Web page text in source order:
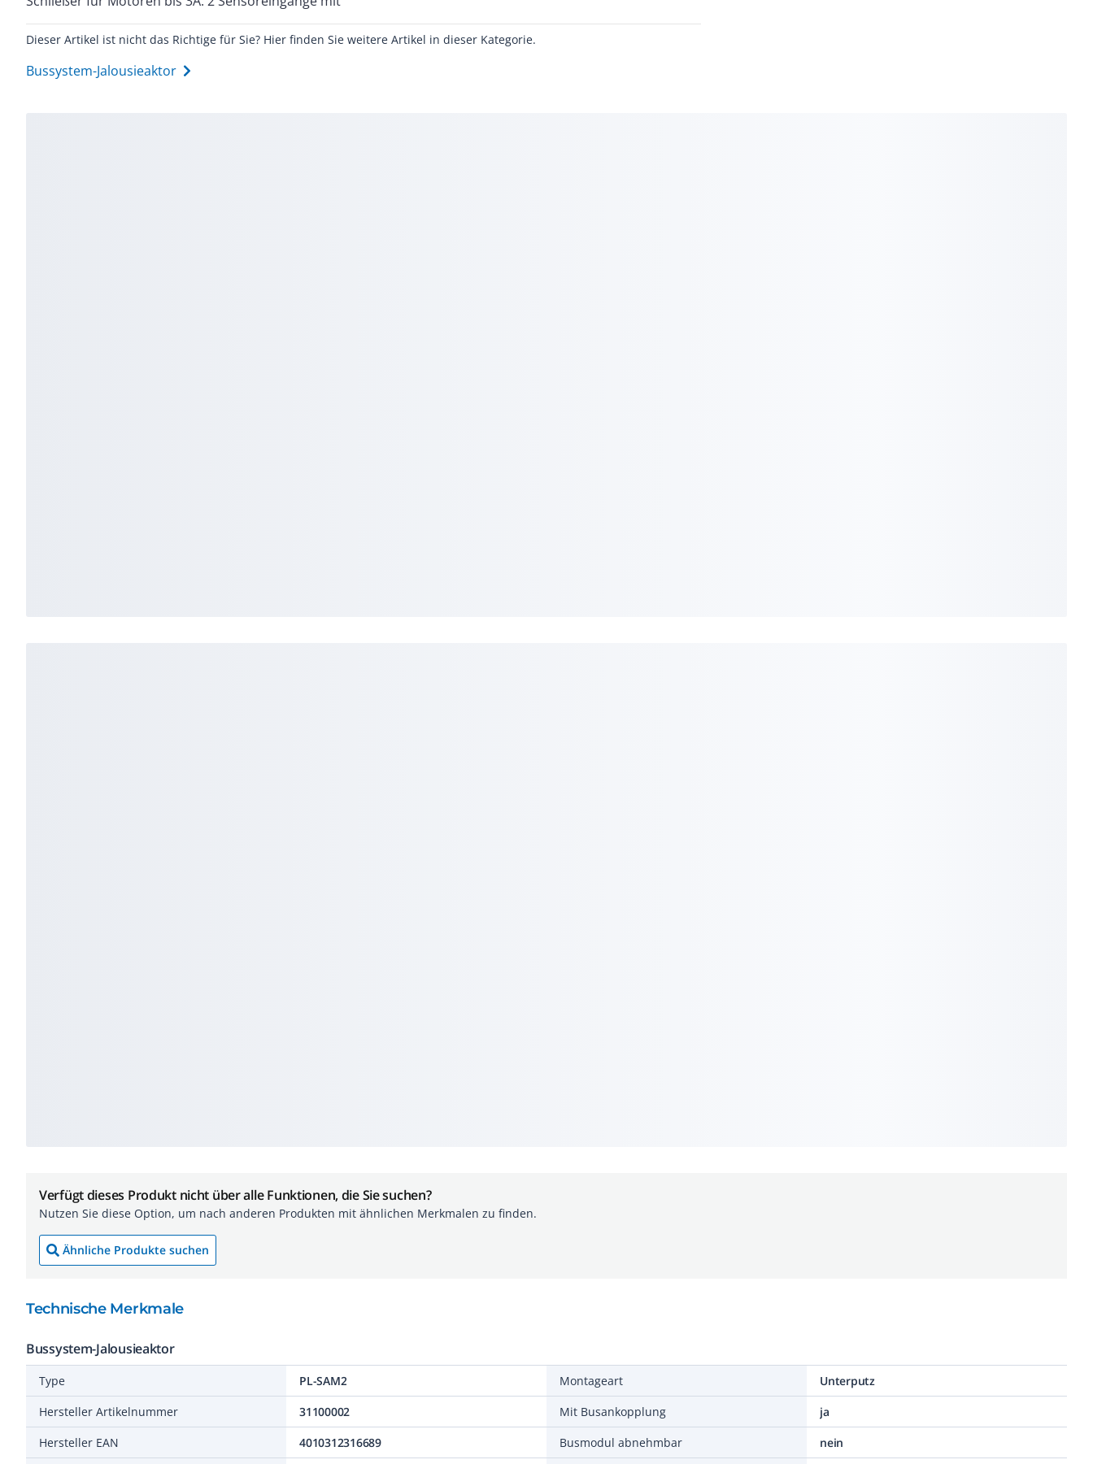
Dieser Artikel ist nicht das Richtige für Sie? Hier finden Sie weitere Artikel in dieser Kategorie.
Bussystem-Jalousieaktor
Verfügt dieses Produkt nicht über alle Funktionen, die Sie suchen?
Nutzen Sie diese Option, um nach anderen Produkten mit ähnlichen Merkmalen zu finden.
Ähnliche Produkte suchen
Technische Merkmale
Bussystem-Jalousieaktor
Type
PL-SAM2
Hersteller Artikelnummer
31100002
Hersteller EAN
4010312316689
Montageart
Unterputz
Mit Busankopplung
ja
Busmodul abnehmbar
nein